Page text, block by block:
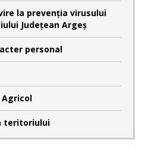
la prevenția virusului
Județean Argeș
personal
Agricol
teritoriului